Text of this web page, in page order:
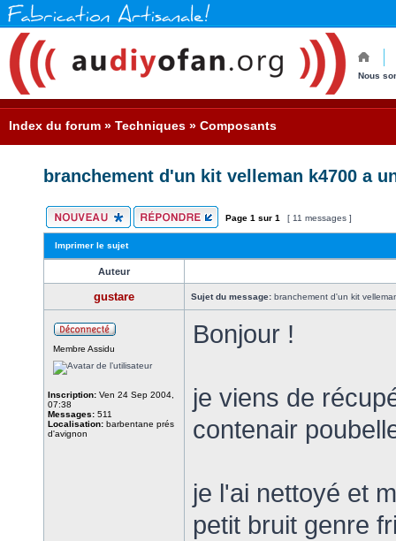
Nous
Index du forum » Techniques » Composants
branchement d'un kit velleman k4700 a
Page 1 sur 1 [ 11 messages ]
Imprimer le sujet
Auteur
gustare Sujet du message: branchement d'un kit
Membre Assidu
Inscription: Ven 24 Sep 2004,
07:38
Messages: 511
Localisation: barbentane prés
d'avignon
Bonjour !
je viens de
contenair
je l'ai nettoyé et
petit bruit genre